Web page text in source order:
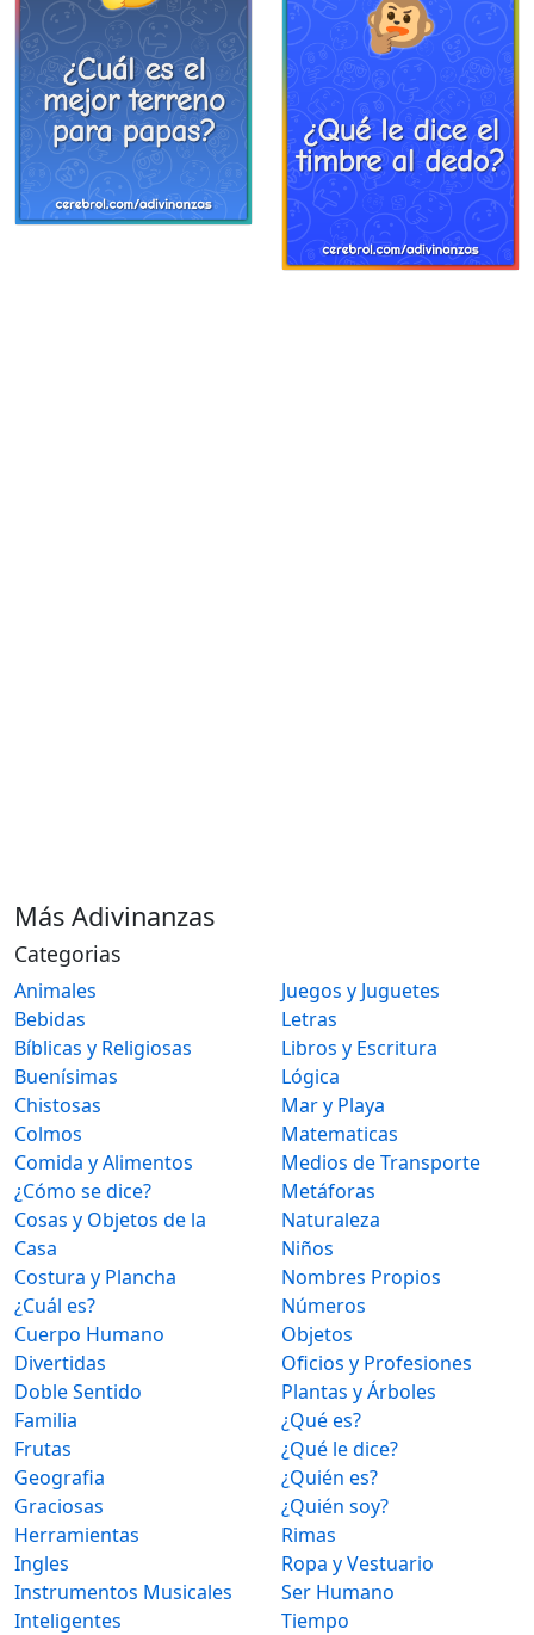
Más Adivinanzas
Categorias
Animales
Bebidas
Bíblicas y Religiosas
Buenísimas
Chistosas
Colmos
Comida y Alimentos
¿Cómo se dice?
Cosas y Objetos de la
Casa
Costura y Plancha
¿Cuál es?
Cuerpo Humano
Divertidas
Doble Sentido
Familia
Frutas
Geografia
Graciosas
Herramientas
Ingles
Instrumentos Musicales
Inteligentes
Juegos y Juguetes
Letras
Libros y Escritura
Lógica
Mar y Playa
Matematicas
Medios de Transporte
Metáforas
Naturaleza
Niños
Nombres Propios
Números
Objetos
Oficios y Profesiones
Plantas y Árboles
¿Qué es?
¿Qué le dice?
¿Quién es?
¿Quién soy?
Rimas
Ropa y Vestuario
Ser Humano
Tiempo